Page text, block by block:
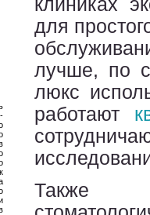
клиниках
для
лучше, по
люкс
работают
Также